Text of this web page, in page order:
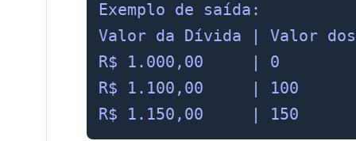
Exemplo de saída:
Valor da Dívida | Valor
R$ 1.000,00     | 0
R$ 1.100,00     | 100